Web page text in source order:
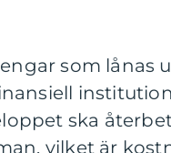
som lånas
ska
vilket är